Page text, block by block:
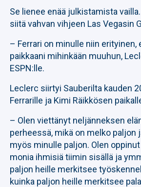
Se lienee enää julkistamista
siitä vahvan vihjeen Las Vegasin
– Ferrari on minulle niin erityinen,
paikkaani mihinkään muuhun,
ESPN:lle.
Leclerc siirtyi Sauberilta kauden
Ferrarille ja Kimi Räikkösen
– Olen viettänyt neljänneksen
perheessä, mikä on melko paljon
myös minulle paljon. Olen
monia ihmisiä tiimin sisällä ja
paljon heille merkitsee
kuinka paljon heille merkitsee